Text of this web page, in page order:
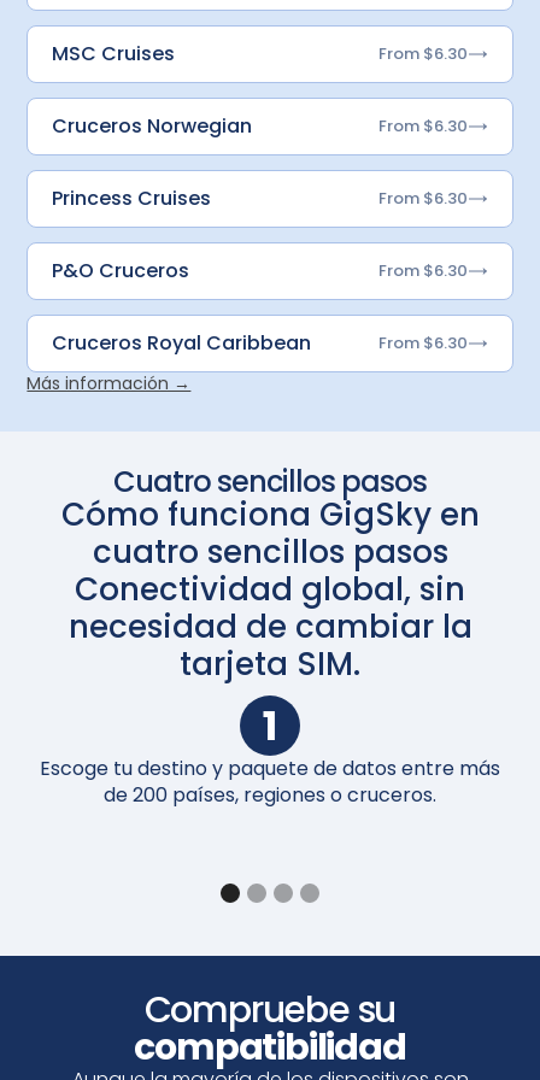
MSC Cruises From $6.30
Cruceros Norwegian From $6.30
Princess Cruises From $6.30
P&O Cruceros From $6.30
Cruceros Royal Caribbean From $6.30
Más información →
Cuatro sencillos pasos
Cómo funciona GigSky en
cuatro sencillos pasos
Conectividad global, sin
necesidad de cambiar la
tarjeta SIM.
1
Escoge tu destino y paquete de datos entre más
de 200 países, regiones o cruceros.
Compruebe su
compatibilidad